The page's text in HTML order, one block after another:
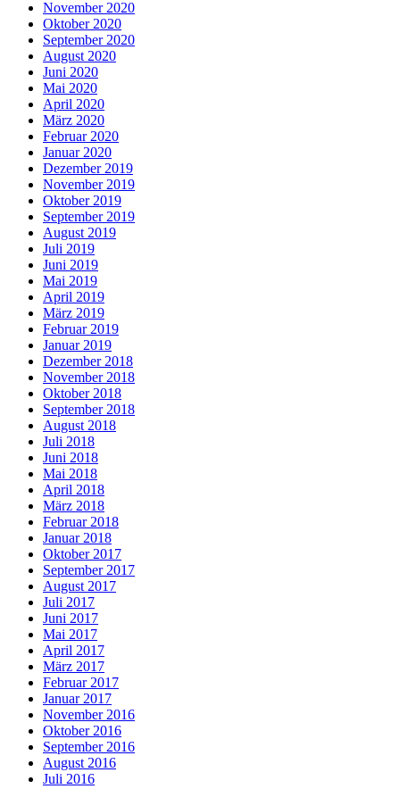
November 2020
Oktober 2020
September 2020
August 2020
Juni 2020
Mai 2020
April 2020
März 2020
Februar 2020
Januar 2020
Dezember 2019
November 2019
Oktober 2019
September 2019
August 2019
Juli 2019
Juni 2019
Mai 2019
April 2019
März 2019
Februar 2019
Januar 2019
Dezember 2018
November 2018
Oktober 2018
September 2018
August 2018
Juli 2018
Juni 2018
Mai 2018
April 2018
März 2018
Februar 2018
Januar 2018
Oktober 2017
September 2017
August 2017
Juli 2017
Juni 2017
Mai 2017
April 2017
März 2017
Februar 2017
Januar 2017
November 2016
Oktober 2016
September 2016
August 2016
Juli 2016